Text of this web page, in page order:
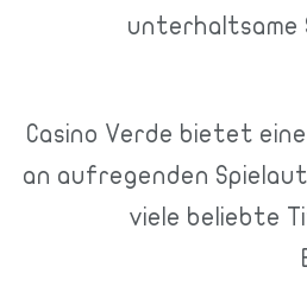
Casino Verde
an aufregenden
viele